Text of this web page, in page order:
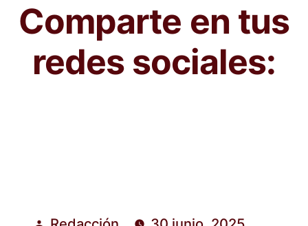
Comparte en tus
redes sociales: